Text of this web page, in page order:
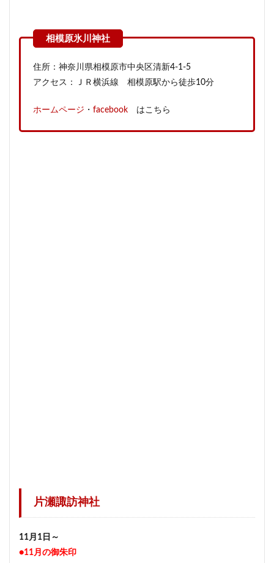
住所：神奈川県相模原市中央区清新4-1-5
アクセス：ＪＲ横浜線 相模原駅から徒歩10分
ホームページ ・ facebook はこちら
片瀬諏訪神社
11月1日～
●11月の御朱印